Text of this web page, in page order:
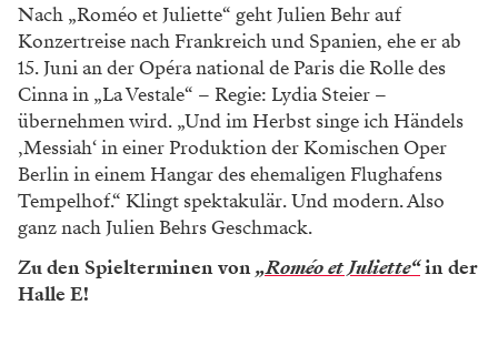
Nach „Roméo et Juliette“ geht Julien Behr auf
Konzertreise nach Frankreich und Spanien, ehe er ab
15. Juni an der Opéra national de Paris die Rolle des
Cinna in „La Vestale“ – Regie: Lydia Steier –
übernehmen wird. „Und im Herbst singe ich Händels
‚Messiah‘ in einer Produktion der Komischen Oper
Berlin in einem Hangar des ehemaligen Flughafens
Tempelhof.“ Klingt spektakulär. Und modern. Also
ganz nach Julien Behrs Geschmack.
Zu den Spielterminen von„Roméo et Juliette“in der
Halle E!